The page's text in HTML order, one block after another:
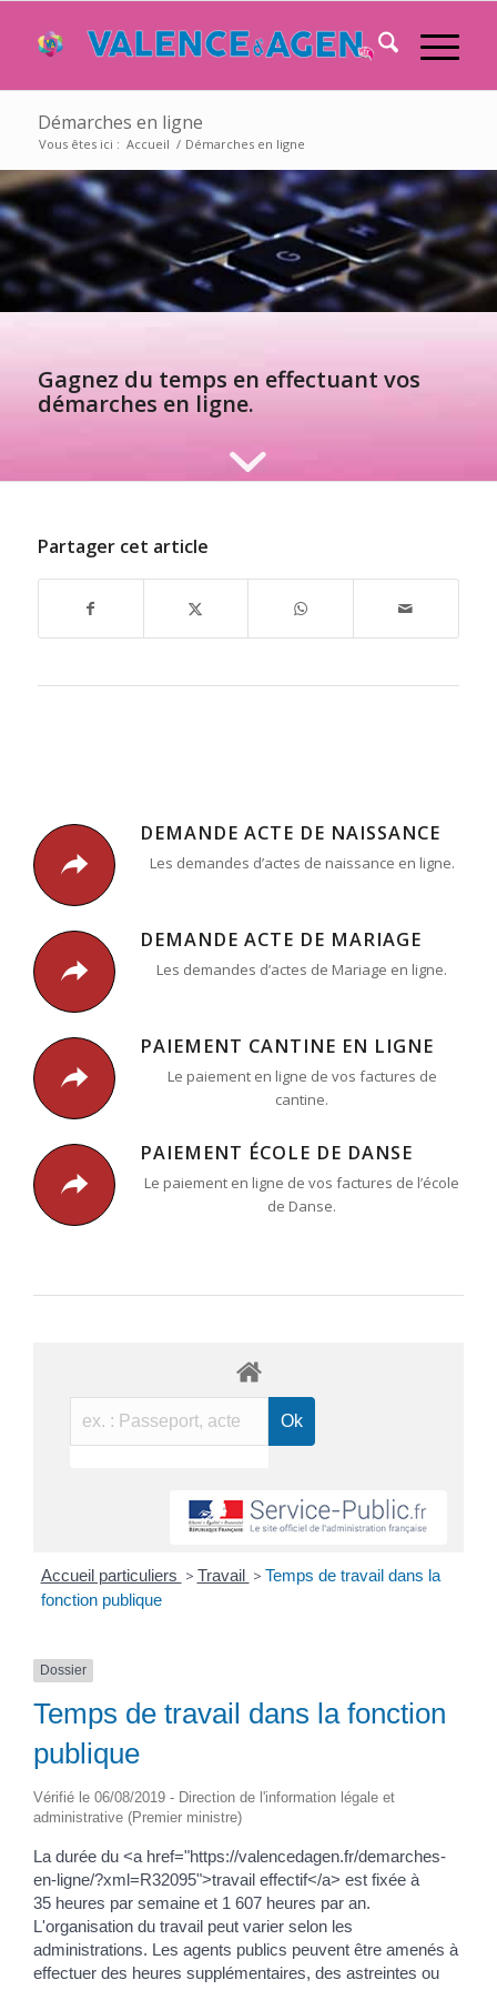
Démarches en ligne
Vous êtes ici : Accueil / Démarches en ligne
Gagnez du temps en effectuant vos
démarches en ligne.
Partager cet article
DEMANDE ACTE DE NAISSANCE
Les demandes d’actes de naissance en ligne.
DEMANDE ACTE DE MARIAGE
Les demandes d’actes de Mariage en ligne.
PAIEMENT CANTINE EN LIGNE
Le paiement en ligne de vos factures de
cantine.
PAIEMENT ÉCOLE DE DANSE
Le paiement en ligne de vos factures de l’école
de Danse.
Accueil particuliers > Travail > Temps de travail dans la
fonction publique
Dossier
Temps de travail dans la fonction
publique
Vérifié le 06/08/2019 - Direction de l'information légale et
administrative (Premier ministre)
La durée du <a href="https://valencedagen.fr/demarches-
en-ligne/?xml=R32095">travail effectif</a> est fixée à
35 heures par semaine et 1 607 heures par an.
L'organisation du travail peut varier selon les
administrations. Les agents publics peuvent être amenés à
effectuer des heures supplémentaires, des astreintes ou